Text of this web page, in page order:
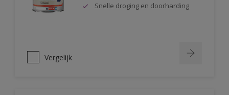
Snelle droging en doorharding
Vergelijk